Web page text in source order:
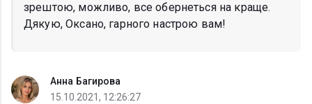
зрештою, можливо, все обернеться на краще.
Дякую, Оксано, гарного настрою вам!
Анна Багирова
15.10.2021, 12:26:27